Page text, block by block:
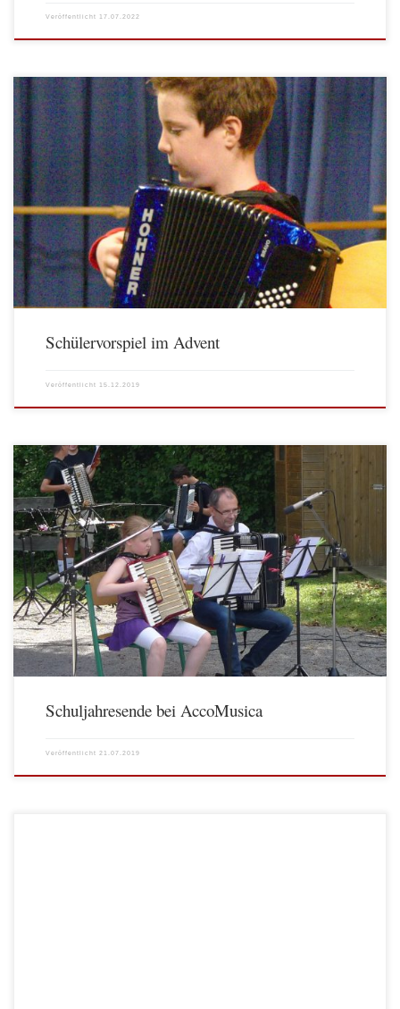
Veröffentlicht 17.07.2022
Schülervorspiel im Advent
Veröffentlicht 15.12.2019
Schuljahresende bei AccoMusica
Veröffentlicht 21.07.2019